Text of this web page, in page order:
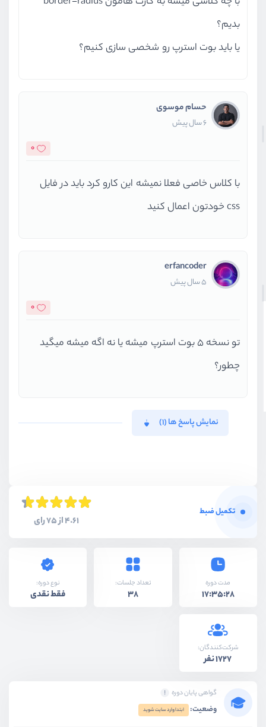
بدیم؟
یا باید بوت استرپ رو شخصی سازی کنیم؟
حسام موسوی
6 سال پیش
0
با کلاس خاصی فعلا نمیشه این کارو کرد باید در فایل
css خودتون اعمال کنید
erfancoder
5 سال پیش
0
تو نسخه 5 بوت استرپ میشه یا نه اگه میشه میگید
چطور؟
نمایش پاسخ ها (1)
تکمیل ضبط
4.61 از 75 رای
مدت دوره
17:35:28
تعداد جلسات:
38
نوع دوره:
فقط نقدی
شرکت‌کنندگان:
1727 نفر
گواهی پایان دوره
وضعیت: ابتدا وارد سایت شوید